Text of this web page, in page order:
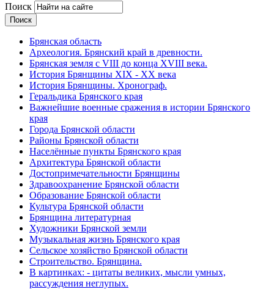
Поиск
Брянская область
Археология. Брянский край в древности.
Брянская земля с VIII до конца XVIII века.
История Брянщины XIX - XX века
История Брянщины. Хронограф.
Геральдика Брянского края
Важнейшие военные сражения в истории Брянского
края
Города Брянской области
Районы Брянской области
Населённые пункты Брянского края
Архитектура Брянской области
Достопримечательности Брянщины
Здравоохранение Брянской области
Образование Брянской области
Культура Брянской области
Брянщина литературная
Художники Брянской земли
Музыкальная жизнь Брянского края
Сельское хозяйство Брянской области
Строительство. Брянщина.
В картинках: - цитаты великих, мысли умных,
рассуждения неглупых.